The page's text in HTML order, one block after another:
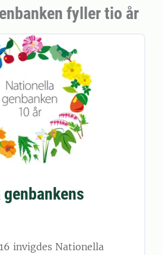
fyller tio år
invigdes Nationella